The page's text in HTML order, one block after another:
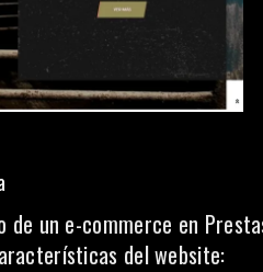
un e-commerce en
del website: